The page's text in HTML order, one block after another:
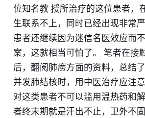
位知名教 授所治疗的这位患者，
生联系不上，同时已经出现非常严
患者还继续因为迷信名医效应而
案，这就相当可怕了。 笔者在接
后，翻阅肺痨方面的资料，总结
并发肺结核时，用中医治疗应注
对这类患者不可以滥用温热药和
者终末期就是汗出不止，卫外不